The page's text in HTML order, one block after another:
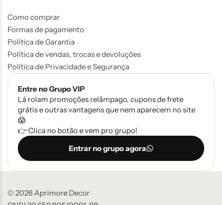
Como comprar
Formas de pagamento
Política de Garantia
Política de vendas, trocas e devoluções
Política de Privacidade e Segurança
Entre no Grupo VIP
Lá rolam promoções relâmpago, cupons de frete
grátis e outras vantagens que nem aparecem no site
😱
👉 Clica no botão e vem pro grupo!
Entrar no grupo agora
© 2026 Aprimore Decor